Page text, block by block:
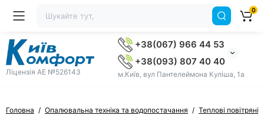
Ліцензія AE №526143
+38(067) 966 44 53
+38(093) 807 40 40
м.Київ, вул Пантелеймона Куліша, 1а
0
Головна Опалювальна техніка та водопостачання Теплові повітряні